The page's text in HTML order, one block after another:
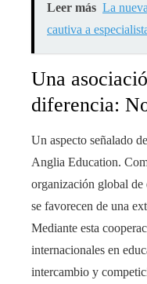
Leer más La
cautiva a
Una
diferencia:
Un aspecto señalado
Anglia Education.
organización global de
se favorecen de una
Mediante esta
internacionales en
intercambio y